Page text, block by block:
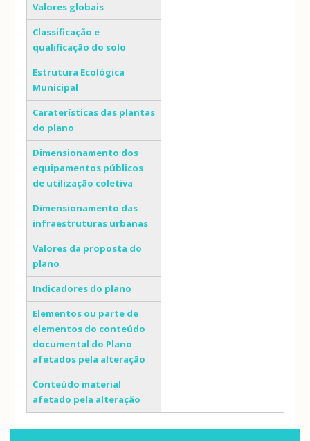
Valores globais
Classificação e
qualificação do solo
Estrutura Ecológica
Municipal
Caraterísticas das plantas
do plano
Dimensionamento dos
equipamentos públicos
de utilização coletiva
Dimensionamento das
infraestruturas urbanas
Valores da proposta do
plano
Indicadores do plano
Elementos ou parte de
elementos do conteúdo
documental do Plano
afetados pela alteração
Conteúdo material
afetado pela alteração